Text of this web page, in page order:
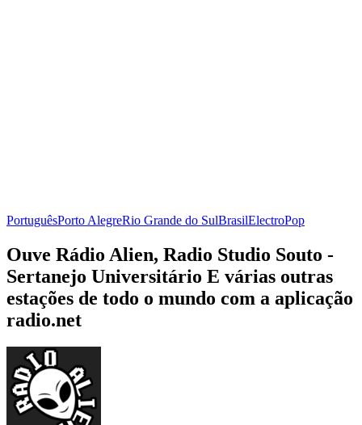
PortuguêsPorto AlegreRio Grande do SulBrasilElectroPop
Ouve Rádio Alien, Radio Studio Souto -
Sertanejo Universitário E várias outras
estações de todo o mundo com a aplicação
radio.net